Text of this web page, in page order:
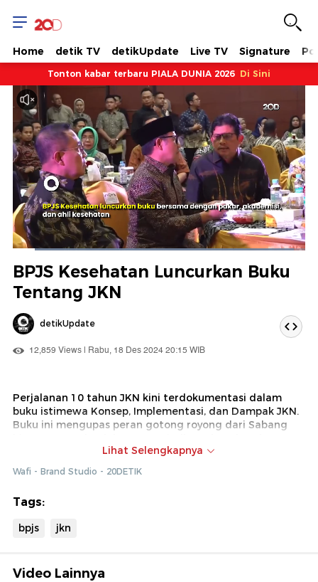
Home detik TV detikUpdate Live TV Signature
Tonton kabar terbaru PIALA DUNIA 2026 Di Sini
Berhenti
Suara
Hidup
Saat
Dimuat:
BPJS Kesehatan Luncurkan Buku
Tentang JKN
detikUpdate
12,859 Views | Rabu, 18 Des 2024 20:15 WIB
Perjalanan 10 tahun JKN kini terdokumentasi dalam
buku istimewa Konsep, Implementasi, dan Dampak JKN.
Buku ini mengupas peran gotong royong dari Sabang
inklusif. Disusun oleh pakar dan akademisi, buku ini
menjadi refleksi penting bagi keberlanjutan JKN. Apa
tantangan terbesar JKN selama satu dekade? Simak
Lihat Selengkapnya
Wafi - Brand Studio - 20DETIK
Tags:
bpjs jkn
Video Lainnya